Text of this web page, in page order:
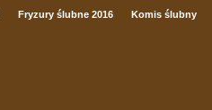
Fryzury ślubne 2016 Komis ślubny